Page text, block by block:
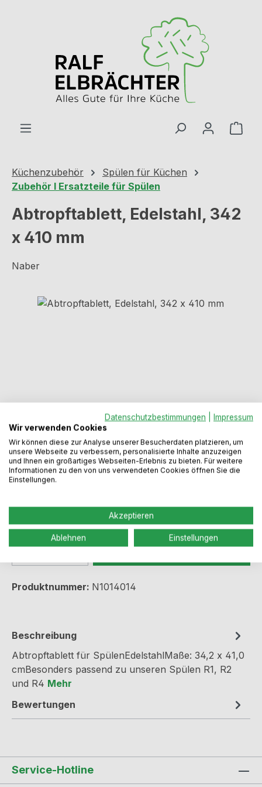
Küchenzubehör
Spülen für Küchen
Zubehör I Ersatzteile für Spülen
Abtropftablett, Edelstahl, 342
x 410 mm
Naber
Bildergalerie überspringen
Regulärer Preis:
94,49 €
Preise inkl. MwSt. zzgl. Versandkosten
Sofort verfügbar, Lieferzeit: 2-5 Werktage
Produkt Anzahl: Gib den gewünschten
Produktnummer: N1014014
Beschreibung
Abtropftablett für SpülenEdelstahlMaße: 34,2 x 41,0
cmBesonders passend zu unseren Spülen R1, R2
und R4 Mehr
Bewertungen
Service-Hotline
Datenschutzbestimmungen
Impressum
Wir verwenden Cookies
Wir können diese zur Analyse unserer Besucherdaten platzieren, um
unsere Webseite zu verbessern, personalisierte Inhalte anzuzeigen
und Ihnen ein großartiges Webseiten-Erlebnis zu bieten. Für weitere
Informationen zu den von uns verwendeten Cookies öffnen Sie die
Einstellungen.
Akzeptieren
Ablehnen Einstellungen